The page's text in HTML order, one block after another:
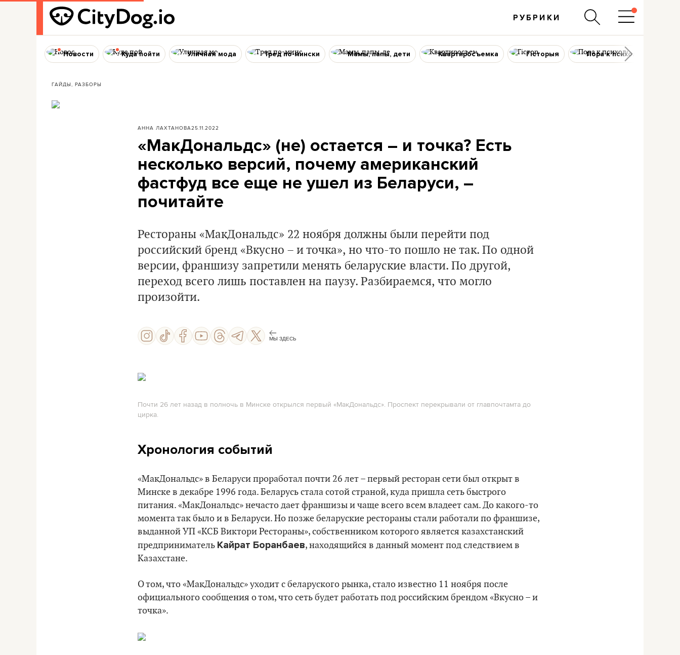
РУБРИКИ
Новости Куда пойти Уличная мода Тред по-мински Мамы, папы, дети Квартиросъемка Гісторыя Пора к психологу
ГАЙДЫ, РАЗБОРЫ
АННА ЛАХТАНОВА25.11.2022
«МакДональдс» (не) остается – и точка? Есть
несколько версий, почему американский
фастфуд все еще не ушел из Беларуси, –
почитайте
Рестораны «МакДональдс» 22 ноября должны были перейти под
российский бренд «Вкусно – и точка», но что-то пошло не так. По одной
версии, франшизу запретили менять беларуские власти. По другой,
переход всего лишь поставлен на паузу. Разбираемся, что могло
произойти.
МЫ ЗДЕСЬ
Почти 26 лет назад в полночь в Минске открылся первый «МакДональдс». Проспект перекрывали от главпочтамта до
цирка.
Хронология событий
«МакДональдс» в Беларуси проработал почти 26 лет – первый ресторан сети был открыт в
Минске в декабре 1996 года. Беларусь стала сотой страной, куда пришла сеть быстрого
питания. «МакДональдс» нечасто дает франшизы и чаще всего всем владеет сам. До какого-то
момента так было и в Беларуси. Но позже беларуские рестораны стали работали по франшизе,
выданной УП «КСБ Виктори Рестораны», собственником которого является казахстанский
предприниматель Кайрат Боранбаев, находящийся в данный момент под следствием в
Казахстане.
О том, что «МакДональдс» уходит с беларуского рынка, стало известно 11 ноября после
официального сообщения о том, что сеть будет работать под российским брендом «Вкусно – и
точка».